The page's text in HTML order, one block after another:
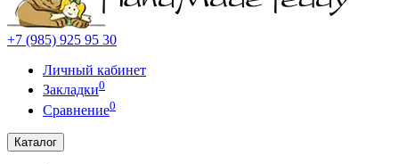
+7 (985) 925 95 30
Личный кабинет
Закладки0
Сравнение0
Каталог